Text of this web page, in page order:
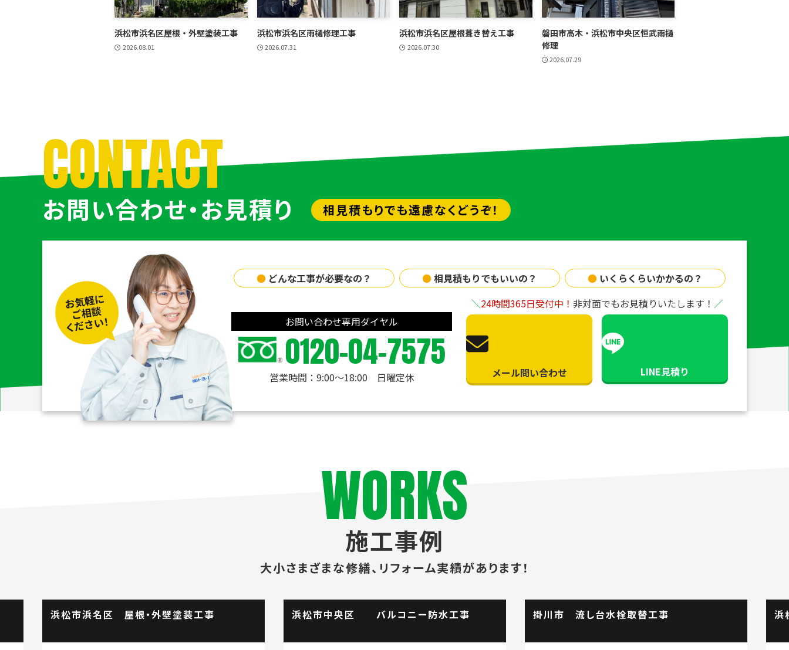
浜松市浜名区屋根・外壁塗装工事
2026.08.01
浜松市浜名区雨樋修理工事
2026.07.31
浜松市浜名区屋根葺き替え工事
2026.07.30
磐田市高木・浜松市中央区恒武雨樋
修理
2026.07.29
CONTACT
お問い合わせ・お見積り 相見積もりでも遠慮なくどうぞ！
● どんな工事が必要なの？ ●相見積もりでもいいの？ ● いくらくらいかかるの？
お問い合わせ専用ダイヤル
0120-04-7575
営業時間：9:00〜18:00 日曜定休
24時間365日受付中！ 非対面でもお見積りいたします！
メール問い合わせ LINE見積り
WORKS
施工事例
大小さまざまな修繕、 リフォーム実績があります！
浜松市中央区 バルコニー防水工事 掛川市 流し台水栓取替工事 浜松市浜名区 雨樋修理・屋根修理工事